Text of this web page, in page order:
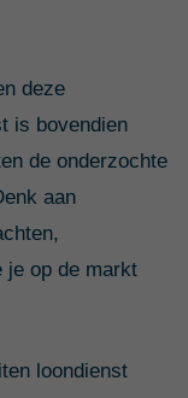
deze
is bovendien
de onderzochte
aan
je op de markt
loondienst